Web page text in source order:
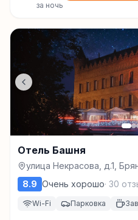
за ночь
Отель Башня
улица Некрасова, д.1,
8.9 Очень хорошо· 30
Wi-Fi Парковка